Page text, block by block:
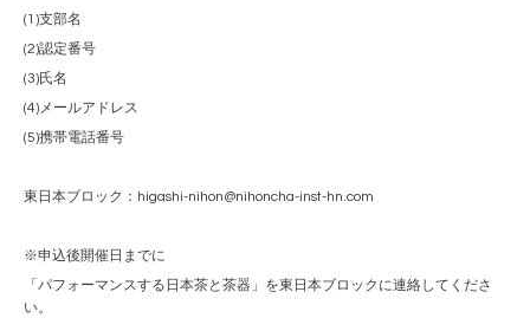
(1)支部名
(2)認定番号
(3)氏名
(4)メールアドレス
(5)携帯電話番号
東日本ブロック：higashi-nihon@nihoncha-inst-hn.com
※申込後開催日までに
「パフォーマンスする日本茶と茶器」を東日本ブロックに連絡してくださ
い。